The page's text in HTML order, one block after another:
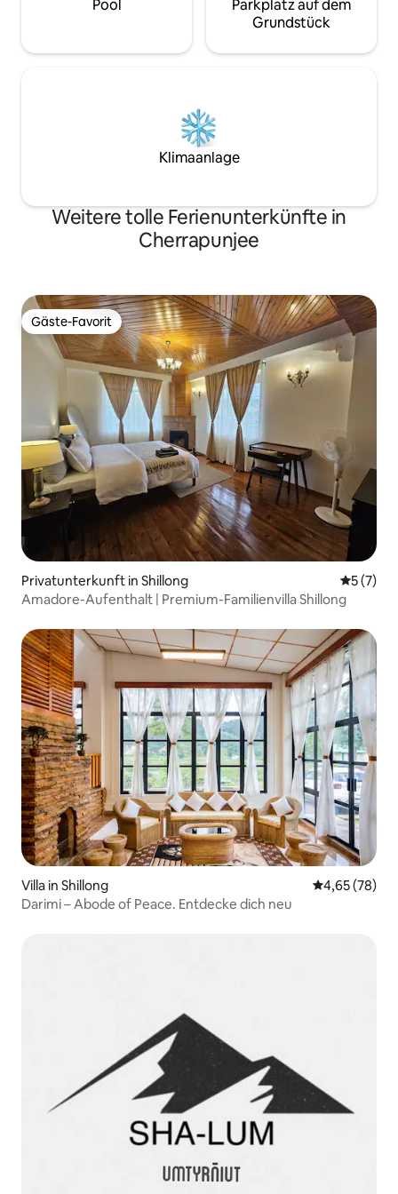
Pool
Parkplatz auf dem
Grundstück
Klimaanlage
Weitere tolle Ferienunterkünfte in
Cherrapunjee
Gäste-Favorit
Gäste-Favorit
Privatunterkunft in Shillong
5 (7)
Amadore-Aufenthalt | Premium-Familienvilla Shillong
Villa in Shillong
4,65 (78)
Darimi – Abode of Peace. Entdecke dich neu